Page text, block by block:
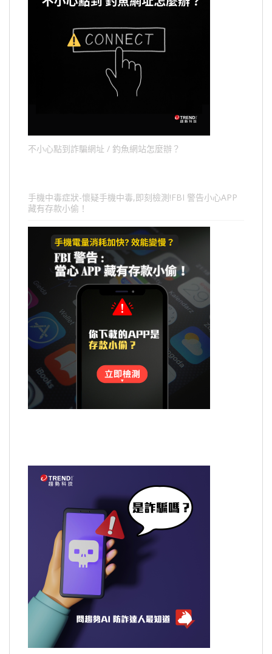
不小心點到詐騙網址 / 釣魚網站怎麼辦？
手機中毒症狀-懷疑手機中毒,即刻檢測!FBI 警告小心APP
藏有存款小偷！